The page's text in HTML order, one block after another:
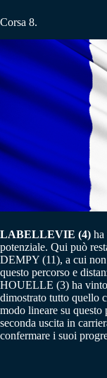
Corsa 8.
LABELLEVIE (4) ha
potenziale. Qui può
DEMPY (11), a cui non
questo percorso e
HOUELLE (3) ha vinto
dimostrato tutto quello
modo lineare su questo
seconda uscita in
confermare i suoi